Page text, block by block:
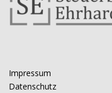
Impressum
Datenschutz